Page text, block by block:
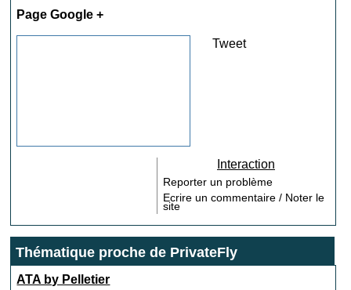
Page Google +
Tweet
Interaction
Reporter un problème
Ecrire un commentaire / Noter le
site
Thématique proche de PrivateFly
ATA by Pelletier